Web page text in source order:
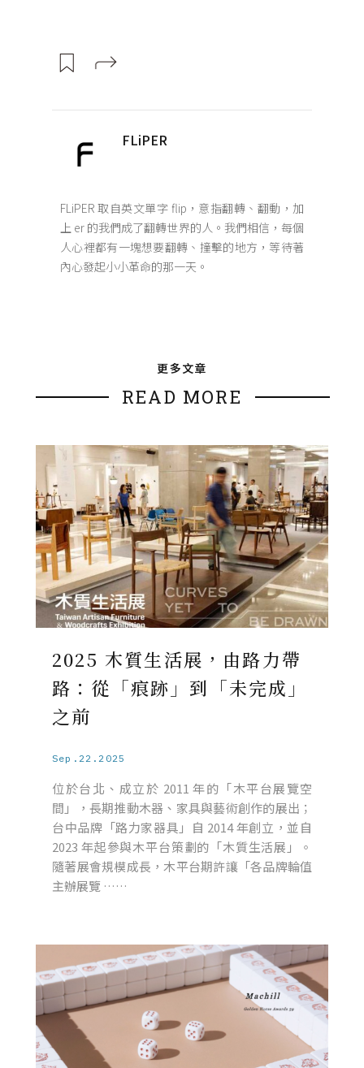
FLiPER
FLiPER 取自英文單字 flip，意指翻轉、翻動，加
上 er 的我們成了翻轉世界的人。我們相信，每個
人心裡都有一塊想要翻轉、撞擊的地方，等待著
內心發起小小革命的那一天。
更多文章
READ MORE
2025 木質生活展，由路力帶
路：從「痕跡」到「未完成」
之前
Sep.22.2025
位於台北、成立於 2011 年的「木平台展覽空
間」，長期推動木器、家具與藝術創作的展出；
台中品牌「路力家器具」自 2014 年創立，並自
2023 年起參與木平台策劃的「木質生活展」。
隨著展會規模成長，木平台期許讓「各品牌輪值
主辦展覽 ……